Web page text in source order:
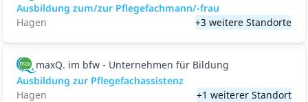
Ausbildung zum/zur Pflegefachmann/-frau
Hagen
+3 weitere Standorte
maxQ. im bfw - Unternehmen für Bildung
Ausbildung zur Pflegefachassistenz
Hagen
+1 weiterer Standort